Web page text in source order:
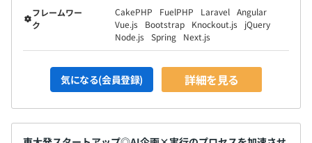
フレームワー
ク
CakePHP FuelPHP Laravel Angular
Vue.js
Bootstrap Knockout.js
jQuery
Node.js Spring Next.js
気になる(会員登録) 詳細を見る